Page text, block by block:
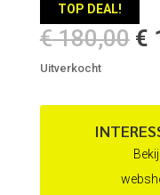
TOP DEAL!
€180,00
€
€
Uitverkocht